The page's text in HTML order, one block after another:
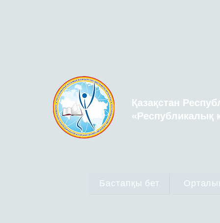
Қазақстан
«Республикалық
Бастапқы бет